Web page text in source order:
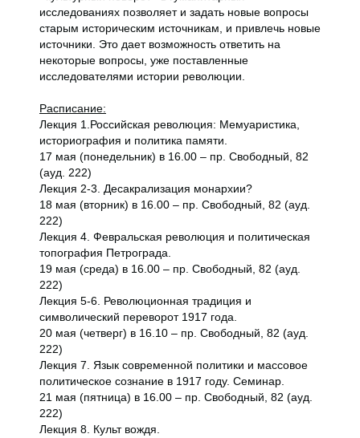
исследованиях позволяет и задать новые вопросы
старым историческим источникам, и привлечь новые
источники. Это дает возможность ответить на
некоторые вопросы, уже поставленные
исследователями истории революции.
Расписание:
Лекция 1.Российская революция: Мемуаристика,
историография и политика памяти.
17 мая (понедельник) в 16.00 – пр. Свободный, 82
(ауд. 222)
Лекция 2-3. Десакрализация монархии?
18 мая (вторник) в 16.00 – пр. Свободный, 82 (ауд.
222)
Лекция 4. Февральская революция и политическая
топография Петрограда.
19 мая (среда) в 16.00 – пр. Свободный, 82 (ауд.
222)
Лекция 5-6. Революционная традиция и
символический переворот 1917 года.
20 мая (четверг) в 16.10 – пр. Свободный, 82 (ауд.
222)
Лекция 7. Язык современной политики и массовое
политическое сознание в 1917 году. Семинар.
21 мая (пятница) в 16.00 – пр. Свободный, 82 (ауд.
222)
Лекция 8. Культ вождя.